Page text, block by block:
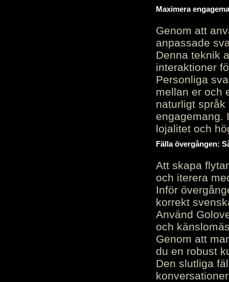
Maximera
Genom att
anpassade
Denna teknik
interaktioner
Personliga
mellan er och
naturligt
engagemang.
lojalitet och
Fälla övergången:
Att skapa
och iterera
Inför
korrekt
Använd
och
Genom att
du en robust
Den slutliga